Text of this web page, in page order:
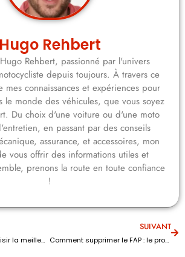
Hugo Rehbert
Rehbert, passionné par l'univers
depuis toujours. À travers ce
connaissances et expériences pour
le monde des véhicules, que vous soyez
Du choix d'une voiture ou d'une moto
en passant par des conseils
assurance, et accessoires, mon
vous offrir des informations utiles et
prenons la route en toute confiance
!
Assurance auto : choisir la meilleure couverture
SUIVANT
Comment supprimer le FAP : le procédé sûr pour limiter les risques ?